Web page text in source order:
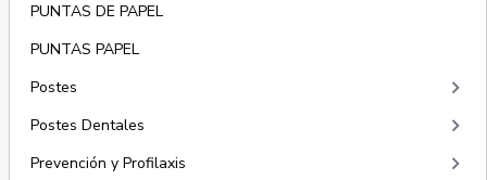
PUNTAS DE PAPEL
PUNTAS PAPEL
Postes
keyboard_arrow_right
Postes Dentales keyboard_arrow_right
Prevención y Profilaxis keyboard_arrow_right